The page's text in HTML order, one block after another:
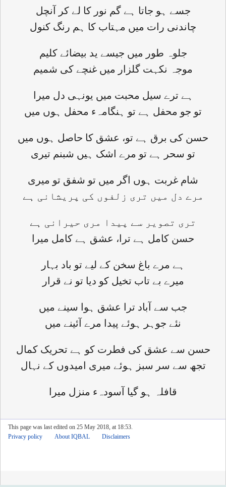
جسے ہو جاتا ہے گم نور کا لے کر آنچل
چاندنی رات میں مہتاب کا ہم رنگ کنول
جلوہ طور میں جیسے ید بیضائے کلیم
موجہ نکہت گلزار میں غنچے کی شمیم
ہے ترے سیل محبت میں یونہی دل میرا
تو جو محفل ہے تو ہنگامہء محفل ہوں میں
حسن کی برق ہے تو، عشق کا حاصل ہوں میں
تو سحر ہے تو مرے اشک ہیں شبنم تیری
شام غربت ہوں اگر میں تو شفق تو میری
مرے دل میں تری زلفوں کی پریشانی ہے
تری تصویر سے پیدا مری حیرانی ہے
حسن کامل ہے ترا، عشق ہے کامل میرا
ہے مرے باغ سخن کے لیے تو باد بہار
میرے بے تاب تخیل کو دیا تو نے قرار
جب سے آباد ترا عشق ہوا سینے میں
نئے جوہر ہوئے پیدا مرے آئینے میں
حسن سے عشق کی فطرت کو ہے تحریک کمال
تجھ سے سر سبز ہوئے میری امیدوں کے نہال
قافلہ ہو گیا آسودہء منزل میرا
This page was last edited on 25 May 2018, at 18:53.
Privacy policy
About IQBAL Disclaimers